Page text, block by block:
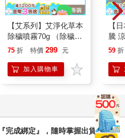
【艾系列】艾淨化草本
除穢噴霧70g （除穢/
平安/淨化/艾草/芙蓉/
另有多瓶組優惠賣場
75 折 特價 299 元
加入購物車
【
騰
涼
毛巾
59 折
完成綁定』，隨時掌握出貨動